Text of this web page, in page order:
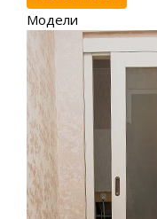
Модели